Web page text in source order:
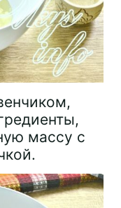
массу с